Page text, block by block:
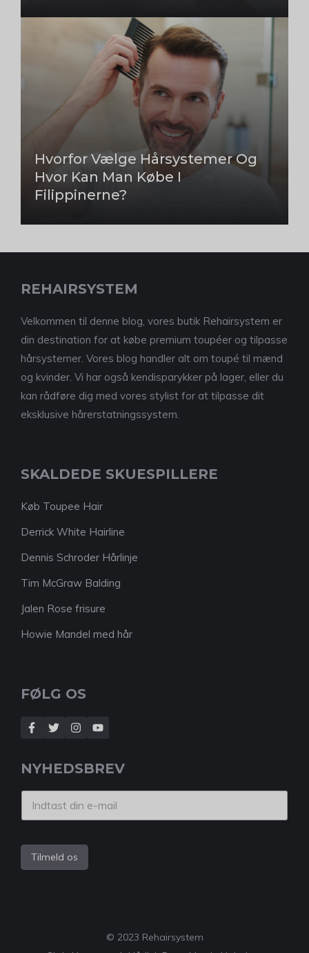
Hvorfor Vælge Hårsystemer Og
Hvor Kan Man Købe I
Filippinerne?
REHAIRSYSTEM
Velkommen til denne blog, vores butik Rehairsystem er
din destination for at købe premium toupéer og tilpasse
hårsystemer. Vores blog handler alt om toupé til mænd
og kvinder. Vi har også kendisparykker på lager, eller du
kan rådføre dig med vores stylist for at tilpasse dit
eksklusive hårerstatningssystem.
SKALDEDE SKUESPILLERE
Køb Toupee Hair
Derrick White Hairline
Dennis Schroder Hårlinje
Tim McGraw Balding
Jalen Rose frisure
Howie Mandel med hår
FØLG OS
NYHEDSBREV
Tilmeld os
© 2023 Rehairsystem